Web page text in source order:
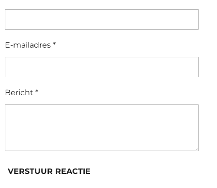
E-mailadres *
Bericht *
VERSTUUR REACTIE